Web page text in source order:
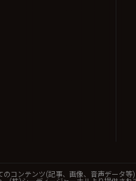
のコンテンツ(記事、画像、音声データ